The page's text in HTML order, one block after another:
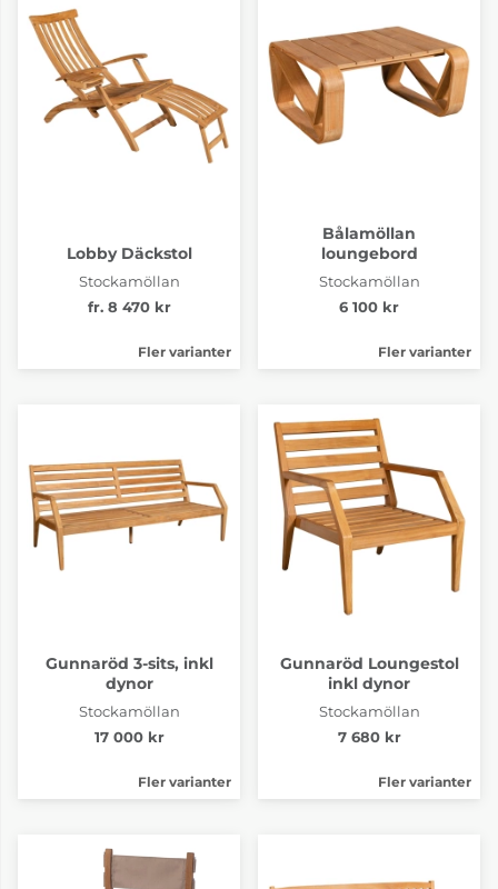
Lobby Däckstol
Stockamöllan
fr. 8 470 kr
Fler varianter
Bålamöllan
loungebord
Stockamöllan
6 100 kr
Fler varianter
Gunnaröd 3-sits, inkl
dynor
Stockamöllan
17 000 kr
Fler varianter
Gunnaröd Loungestol
inkl dynor
Stockamöllan
7 680 kr
Fler varianter